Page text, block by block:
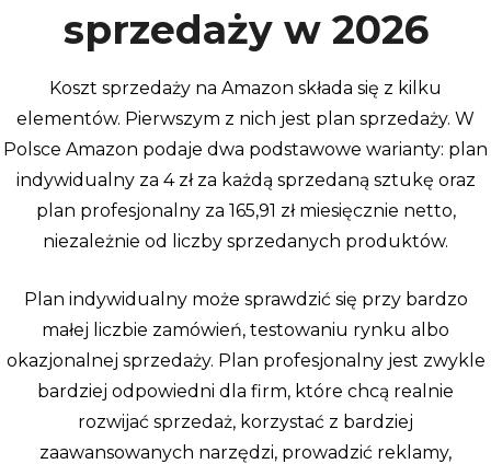
sprzedaży w 2026
Koszt sprzedaży na Amazon składa się z kilku
elementów. Pierwszym z nich jest plan sprzedaży. W
Polsce Amazon podaje dwa podstawowe warianty: plan
indywidualny za 4 zł za każdą sprzedaną sztukę oraz
plan profesjonalny za 165,91 zł miesięcznie netto,
niezależnie od liczby sprzedanych produktów.
Plan indywidualny może sprawdzić się przy bardzo
małej liczbie zamówień, testowaniu rynku albo
okazjonalnej sprzedaży. Plan profesjonalny jest zwykle
bardziej odpowiedni dla firm, które chcą realnie
rozwijać sprzedaż, korzystać z bardziej
zaawansowanych narzędzi, prowadzić reklamy,